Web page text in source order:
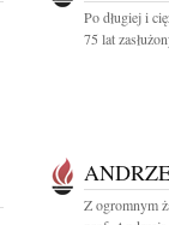
Po długiej i
75 lat
Z ogromnym